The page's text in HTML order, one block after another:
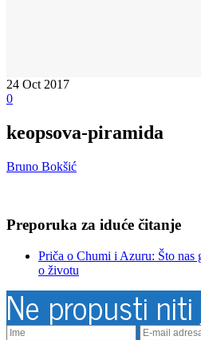
24 Oct 2017
0
keopsova-piramida
Bruno Bokšić
Preporuka za iduće čitanje
Priča o Chumi i Azuru: Što nas
o životu
Ne propusti